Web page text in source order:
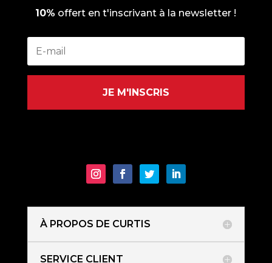
10% offert en t'inscrivant à la newsletter !
JE M'INSCRIS
À PROPOS DE CURTIS
SERVICE CLIENT